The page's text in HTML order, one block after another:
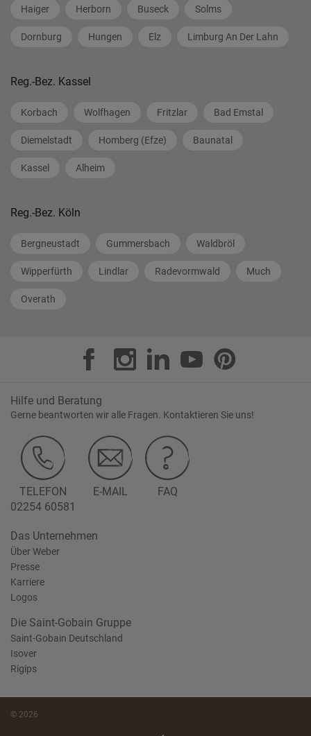
Haiger Herborn Buseck Solms
Dornburg Hungen Elz Limburg An Der Lahn
Reg.-Bez. Kassel
Korbach Wolfhagen Fritzlar Bad Emstal
Diemelstadt Homberg (Efze) Baunatal
Kassel Alheim
Reg.-Bez. Köln
Bergneustadt Gummersbach Waldbröl
Wipperfürth Lindlar Radevormwald Much
Overath
Hilfe und Beratung
Gerne beantworten wir alle Fragen. Kontaktieren Sie uns!
TELEFON
02254 60581
E-MAIL FAQ
Das Unternehmen
Über Weber
Presse
Karriere
Logos
Die Saint-Gobain Gruppe
Saint-Gobain Deutschland
Isover
Rigips
© 2026